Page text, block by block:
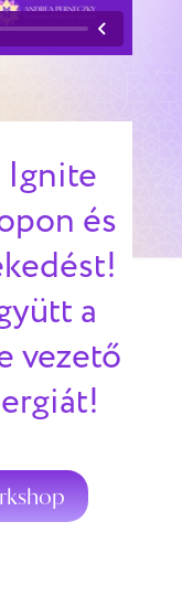
Ignite
és
a
vezető